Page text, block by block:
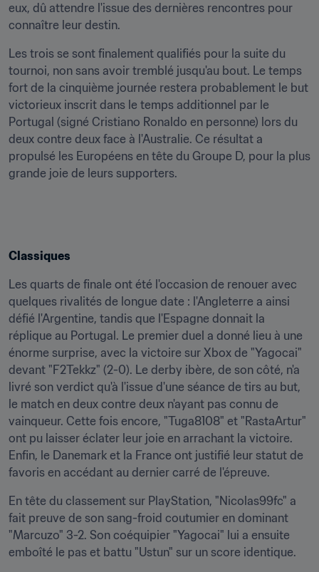
eux, dû attendre l'issue des dernières rencontres pour
connaître leur destin.
Les trois se sont finalement qualifiés pour la suite du
tournoi, non sans avoir tremblé jusqu'au bout. Le temps
fort de la cinquième journée restera probablement le but
victorieux inscrit dans le temps additionnel par le
Portugal (signé Cristiano Ronaldo en personne) lors du
deux contre deux face à l'Australie. Ce résultat a
propulsé les Européens en tête du Groupe D, pour la plus
grande joie de leurs supporters.
Classiques
Les quarts de finale ont été l'occasion de renouer avec
quelques rivalités de longue date : l'Angleterre a ainsi
défié l'Argentine, tandis que l'Espagne donnait la
réplique au Portugal. Le premier duel a donné lieu à une
énorme surprise, avec la victoire sur Xbox de "Yagocai"
devant "F2Tekkz" (2-0). Le derby ibère, de son côté, n'a
livré son verdict qu'à l'issue d'une séance de tirs au but,
le match en deux contre deux n'ayant pas connu de
vainqueur. Cette fois encore, "Tuga8108" et "RastaArtur"
ont pu laisser éclater leur joie en arrachant la victoire.
Enfin, le Danemark et la France ont justifié leur statut de
favoris en accédant au dernier carré de l'épreuve.
En tête du classement sur PlayStation, "Nicolas99fc" a
fait preuve de son sang-froid coutumier en dominant
"Marcuzo" 3-2. Son coéquipier "Yagocai" lui a ensuite
emboîté le pas et battu "Ustun" sur un score identique.